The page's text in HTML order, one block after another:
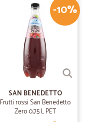
-10%
SAN BENEDETTO
Frutti rossi San Benedetto
Zero 0,75 L PET